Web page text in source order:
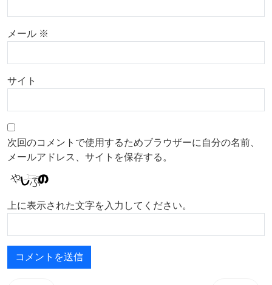
メール ※
サイト
次回のコメントで使用するためブラウザーに自分の名前、
メールアドレス、サイトを保存する。
上に表示された文字を入力してください。